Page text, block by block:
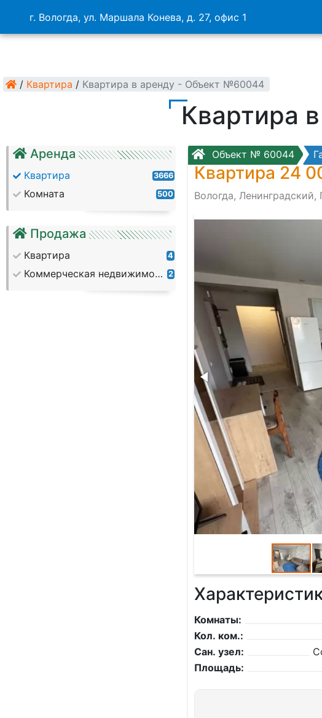
г. Вологда, ул. Маршала Конева, д. 27, офис 1
/ Квартира / Квартира в аренду - Объект №60044
Квартира
Аренда
Квартира 3666
Комната 500
Продажа
Квартира 4
Коммерческая недвижимость 2
Объект № 60044
Квартира 24
Вологда,
Комнаты:
Кол. ком.:
Сан. узел:
Площадь: